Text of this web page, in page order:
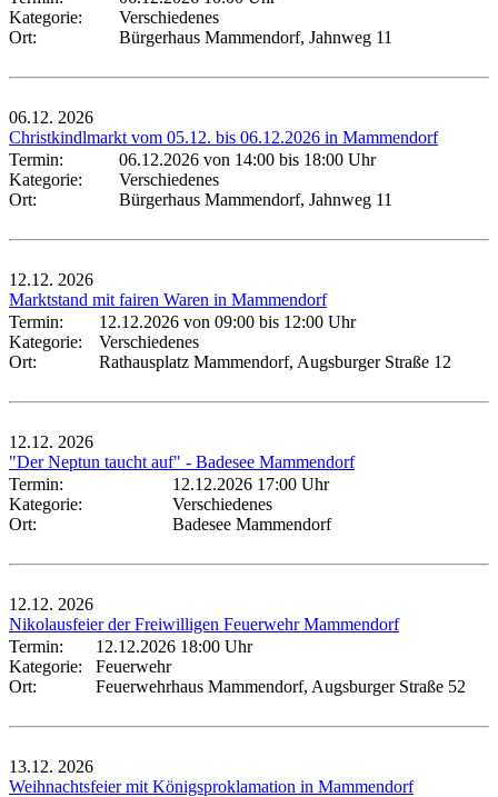
Kategorie:
Verschiedenes
Ort:
Bürgerhaus Mammendorf, Jahnweg 11
06.12. 2026
Christkindlmarkt vom 05.12. bis 06.12.2026 in Mammendorf
Termin:
06.12.2026 von 14:00 bis 18:00 Uhr
Kategorie:
Verschiedenes
Ort:
Bürgerhaus Mammendorf, Jahnweg 11
12.12. 2026
Marktstand mit fairen Waren in Mammendorf
Termin:
12.12.2026 von 09:00 bis 12:00 Uhr
Kategorie:
Verschiedenes
Ort:
Rathausplatz Mammendorf, Augsburger Straße 12
12.12. 2026
"Der Neptun taucht auf" - Badesee Mammendorf
Termin:
12.12.2026 17:00 Uhr
Kategorie:
Verschiedenes
Ort:
Badesee Mammendorf
12.12. 2026
Nikolausfeier der Freiwilligen Feuerwehr Mammendorf
Termin:
12.12.2026 18:00 Uhr
Kategorie:
Feuerwehr
Ort:
Feuerwehrhaus Mammendorf, Augsburger Straße 52
13.12. 2026
Weihnachtsfeier mit Königsproklamation in Mammendorf